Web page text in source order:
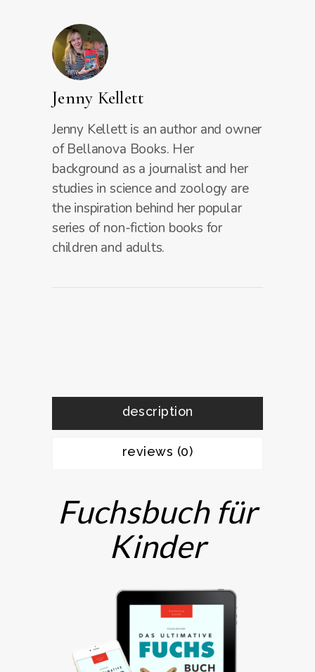
Jenny Kellett
Jenny Kellett is an author and owner
of Bellanova Books. Her
background as a journalist and her
studies in science and zoology are
the inspiration behind her popular
series of non-fiction books for
children and adults.
description
reviews (0)
Fuchsbuch für
Kinder